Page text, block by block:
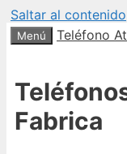
Saltar al contenido
Menú Teléfono
Fabrica